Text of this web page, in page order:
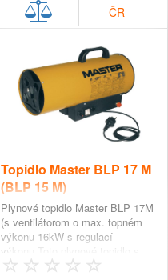
ČR
Topidlo Master BLP 17 M
(BLP 15 M)
Plynové topidlo Master BLP 17M
(s ventilátorom o max. topném
výkonu 16kW s regulací
výkonu.Toto plynové topidlo s
ručním piezo zapalován…